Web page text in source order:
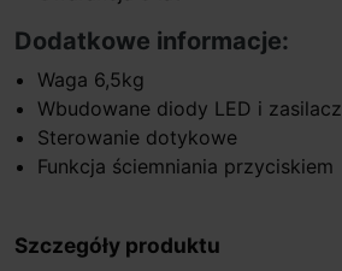
Dodatkowe informacje:
Waga 6,5kg
Wbudowane diody LED i zasilacz
Sterowanie dotykowe
Funkcja ściemniania przyciskiem
Szczegóły produktu